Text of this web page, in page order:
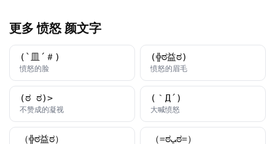
更多 愤怒 颜文字
(`皿´＃)
愤怒的脸颜文字
(╬ಠ益ಠ)
愤怒的眉毛颜文字
(ಠ_ಠ)>
不赞成的凝视颜文字
(｀Д´)
大喊愤怒
（╬ಠ益ಠ） （=ಠﭛಠ=）